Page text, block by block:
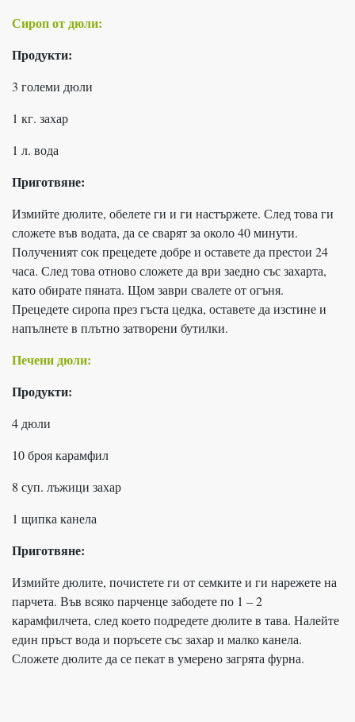
Сироп от дюли:
Продукти:
3 големи дюли
1 кг. захар
1 л. вода
Приготвяне:
Измийте дюлите, обелете ги и ги настържете. След това ги
сложете във водата, да се сварят за около 40 минути.
Полученият сок прецедете добре и оставете да престои 24
часа. След това отново сложете да ври заедно със захарта,
като обирате пяната. Щом заври свалете от огъня.
Прецедете сиропа през гъста цедка, оставете да изстине и
напълнете в плътно затворени бутилки.
Печени дюли:
Продукти:
4 дюли
10 броя карамфил
8 суп. лъжици захар
1 щипка канела
Приготвяне:
Измийте дюлите, почистете ги от семките и ги нарежете на
парчета. Във всяко парченце забодете по 1 – 2
карамфилчета, след което подредете дюлите в тава. Налейте
един пръст вода и поръсете със захар и малко канела.
Сложете дюлите да се пекат в умерено загрята фурна.